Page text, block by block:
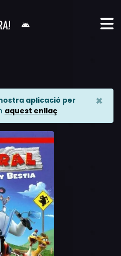
aplicació per
aquest enllaç
×